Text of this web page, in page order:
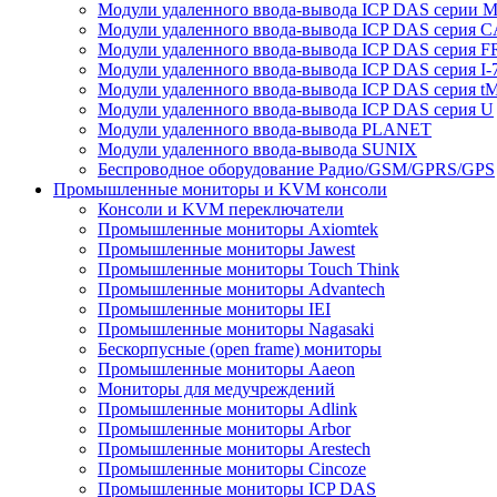
Модули удаленного ввода-вывода ICP DAS серии M
Модули удаленного ввода-вывода ICP DAS серия
Модули удаленного ввода-вывода ICP DAS серия
Модули удаленного ввода-вывода ICP DAS серия I-
Модули удаленного ввода-вывода ICP DAS серия
Модули удаленного ввода-вывода ICP DAS серия U
Модули удаленного ввода-вывода PLANET
Модули удаленного ввода-вывода SUNIX
Беспроводное оборудование Радио/GSM/GPRS/GPS
Промышленные мониторы и KVM консоли
Консоли и KVM переключатели
Промышленные мониторы Axiomtek
Промышленные мониторы Jawest
Промышленные мониторы Touch Think
Промышленные мониторы Advantech
Промышленные мониторы IEI
Промышленные мониторы Nagasaki
Бескорпусные (open frame) мониторы
Промышленные мониторы Aaeon
Мониторы для медучреждений
Промышленные мониторы Adlink
Промышленные мониторы Arbor
Промышленные мониторы Arestech
Промышленные мониторы Cincoze
Промышленные мониторы ICP DAS